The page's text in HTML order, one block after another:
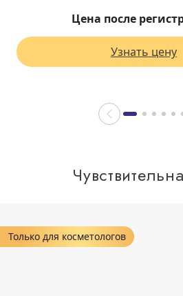
Цена после
Узнать цену
Только для косметологов